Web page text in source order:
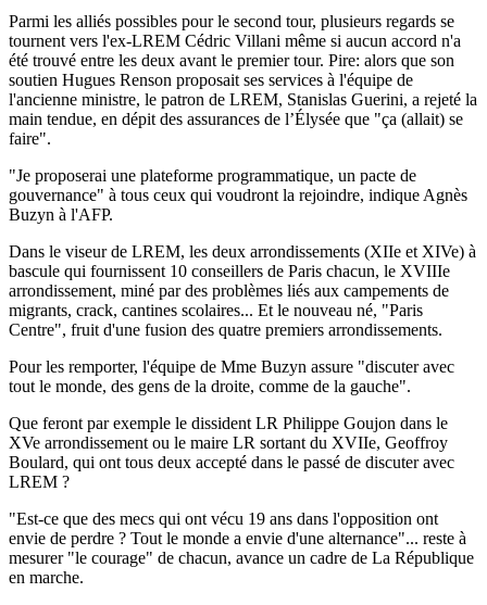
Parmi les alliés possibles pour le second tour, plusieurs regards se
tournent vers l'ex-LREM Cédric Villani même si aucun accord n'a
été trouvé entre les deux avant le premier tour. Pire: alors que son
soutien Hugues Renson proposait ses services à l'équipe de
l'ancienne ministre, le patron de LREM, Stanislas Guerini, a rejeté la
main tendue, en dépit des assurances de l’Élysée que "ça (allait) se
faire".
"Je proposerai une plateforme programmatique, un pacte de
gouvernance" à tous ceux qui voudront la rejoindre, indique Agnès
Buzyn à l'AFP.
Dans le viseur de LREM, les deux arrondissements (XIIe et XIVe) à
bascule qui fournissent 10 conseillers de Paris chacun, le XVIIIe
arrondissement, miné par des problèmes liés aux campements de
migrants, crack, cantines scolaires... Et le nouveau né, "Paris
Centre", fruit d'une fusion des quatre premiers arrondissements.
Pour les remporter, l'équipe de Mme Buzyn assure "discuter avec
tout le monde, des gens de la droite, comme de la gauche".
Que feront par exemple le dissident LR Philippe Goujon dans le
XVe arrondissement ou le maire LR sortant du XVIIe, Geoffroy
Boulard, qui ont tous deux accepté dans le passé de discuter avec
LREM ?
"Est-ce que des mecs qui ont vécu 19 ans dans l'opposition ont
envie de perdre ? Tout le monde a envie d'une alternance"... reste à
mesurer "le courage" de chacun, avance un cadre de La République
en marche.